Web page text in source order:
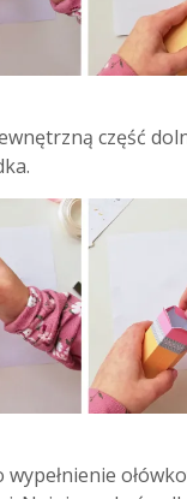
część
wypełnienie